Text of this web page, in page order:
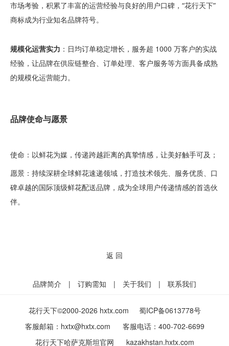
市场考验，积累了丰富的运营经验与良好的用户口碑，“花行天下”
商标成为行业知名品牌符号。
规模化运营实力 ：日均订单稳定增长，服务超 1000 万客户的实战
经验，让品牌在供应链整合、订单处理、客户服务等方面具备成熟
的规模化运营能力。
品牌使命与愿景
使命：以鲜花为媒，传递跨越距离的真挚情感，让美好触手可及；
愿景：持续深耕全球鲜花速递领域，打造技术领先、服务优质、口
碑卓越的国际顶级鲜花配送品牌，成为全球用户传递情感的首选伙
伴。
返 回
品牌简介 | 订购需知 | 关于我们 | 联系我们
花行天下©2000-2026 hxtx.com
蜀ICP备0613778号
客服邮箱： hxtx@hxtx.com 客服电话： 400-702-6699
花行天下哈萨克斯坦官网
kazakhstan.hxtx.com